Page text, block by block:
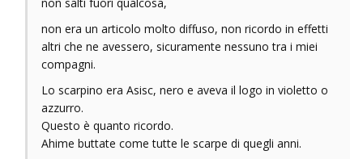
non era un articolo molto diffuso, non ricordo in effetti
altri che ne avessero, sicuramente nessuno tra i miei
compagni.
Lo scarpino era Asisc, nero e aveva il logo in violetto o
azzurro.
Questo è quanto ricordo.
Ahime buttate come tutte le scarpe di quegli anni.